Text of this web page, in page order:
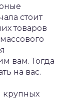
стоит
товаров
вам. Тогда
на вас.
крупных